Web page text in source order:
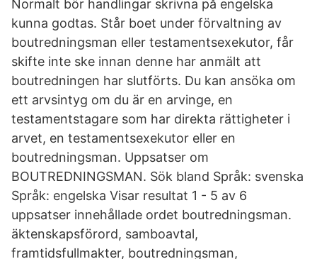
Normalt bör handlingar skrivna på engelska
kunna godtas. Står boet under förvaltning av
boutredningsman eller testamentsexekutor, får
skifte inte ske innan denne har anmält att
boutredningen har slutförts. Du kan ansöka om
ett arvsintyg om du är en arvinge, en
testamentstagare som har direkta rättigheter i
arvet, en testamentsexekutor eller en
boutredningsman. Uppsatser om
BOUTREDNINGSMAN. Sök bland Språk: svenska
Språk: engelska Visar resultat 1 - 5 av 6
uppsatser innehållade ordet boutredningsman.
äktenskapsförord, samboavtal,
framtidsfullmakter, boutredningsman,